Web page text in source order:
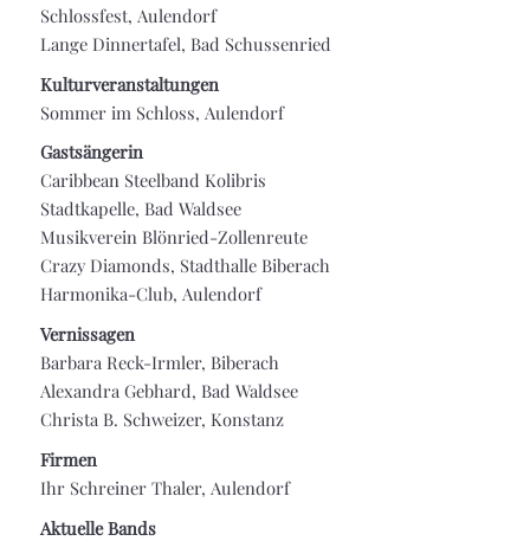
Schlossfest, Aulendorf
Lange Dinnertafel, Bad Schussenried
Kulturveranstaltungen
Sommer im Schloss, Aulendorf
Gastsängerin
Caribbean Steelband Kolibris
Stadtkapelle, Bad Waldsee
Musikverein Blönried-Zollenreute
Crazy Diamonds, Stadthalle Biberach
Harmonika-Club, Aulendorf
Vernissagen
Barbara Reck-Irmler, Biberach
Alexandra Gebhard, Bad Waldsee
Christa B. Schweizer, Konstanz
Firmen
Ihr Schreiner Thaler, Aulendorf
Aktuelle Bands